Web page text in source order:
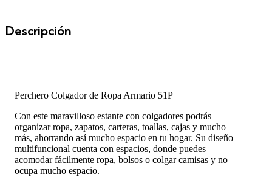
Descripción
Perchero Colgador de Ropa Armario 51P
Con este maravilloso estante con colgadores podrás
organizar ropa, zapatos, carteras, toallas, cajas y mucho
más, ahorrando así mucho espacio en tu hogar. Su diseño
multifuncional cuenta con espacios, donde puedes
acomodar fácilmente ropa, bolsos o colgar camisas y no
ocupa mucho espacio.